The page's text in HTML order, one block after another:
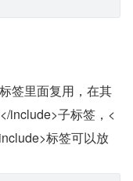
签里面复用，在其
include>子标签，<
标签可以放